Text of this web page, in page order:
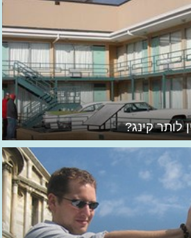
לותר קינג?